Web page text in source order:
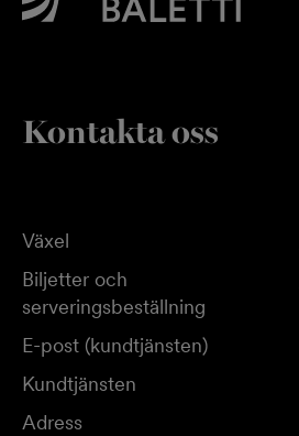
Kontakta oss
Växel
Biljetter och
serveringsbeställning
E-post (kundtjänsten)
Kundtjänsten
Adress